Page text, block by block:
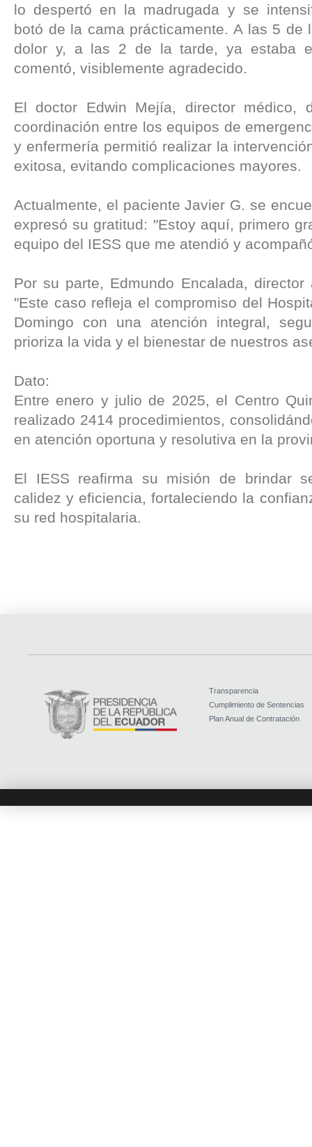
lo despertó en la madrugada y se
botó de la cama prácticamente. A las 5 de
dolor y, a las 2 de la tarde, ya estaba
comentó, visiblemente agradecido.
El doctor Edwin Mejía, director médico,
coordinación entre los equipos de
y enfermería permitió realizar la
exitosa, evitando complicaciones mayores.
Actualmente, el paciente Javier G. se
expresó su gratitud: "Estoy aquí, primero
equipo del IESS que me atendió y
Por su parte, Edmundo Encalada, director
"Este caso refleja el compromiso del
Domingo con una atención integral,
prioriza la vida y el bienestar de nuestros
Dato:
Entre enero y julio de 2025, el Centro
realizado 2414 procedimientos,
en atención oportuna y resolutiva en la
El IESS reafirma su misión de brindar
calidez y eficiencia, fortaleciendo la
su red hospitalaria.
Transparencia
Cumplimiento de Sentencias
Plan Anual de Contratación